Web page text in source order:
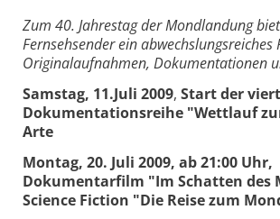
Zum 40. Jahrestag der Mondlandung
Fernsehsender ein
Originalaufnahmen, Dokumentationen
Samstag, 11.Juli 2009, Start der
Dokumentationsreihe "Wettlauf
Arte
Montag, 20. Juli 2009, ab 21:00 Uhr,
Dokumentarfilm "Im Schatten des
Science Fiction "Die Reise zum